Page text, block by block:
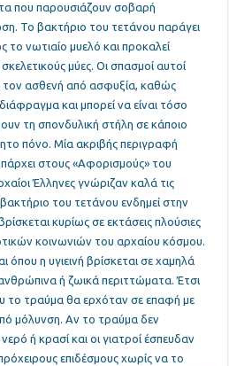
που παρουσιάζουν σοβαρή
Το βακτήριο του τετάνου παράγει
το νωτιαίο μυελό και προκαλεί
μύες. Οι σπασμοί αυτοί
τον ασθενή από ασφυξία, καθώς
και μπορεί να είναι τόσο
τη σπονδυλική στήλη σε κάποιο
πόνο. Μία ακριβής περιγραφή
στους «Αφορισμούς» του
Έλληνες γνώριζαν καλά τις
του τετάνου ενδημεί στην
κυρίως σε εκτάσεις πλούσιες
κοινωνιών του αρχαίου κόσμου.
όπου η υγιεινή βρίσκεται σε χαμηλά
ή ζωικά περιττώματα. Έτσι
το τραύμα θα ερχόταν σε επαφή με
μόλυνση. Αν το τραύμα δεν
ή κρασί και οι γιατροί έσπευδαν
επιδέσμους χωρίς να το